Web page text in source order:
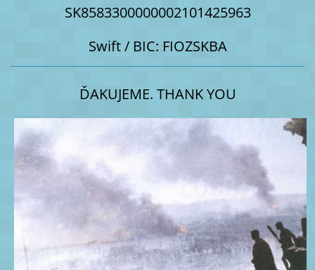
SK8583300000002101425963
Swift / BIC: FIOZSKBA
ĎAKUJEME. THANK YOU